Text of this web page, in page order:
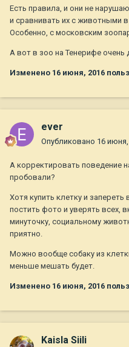
Есть правила, и они не
и сравнивать их с животными
Особенно, с московским
А вот в зоо на Тенерифе очень
Изменено 16 июня, 2016
ever
Опубликовано 16
А корректировать поведение
пробовали?
Хотя купить клетку и
постить фото и уверять всех,
минуточку, социальному
приятно.
Можно вообще собаку из
меньше мешать будет.
Изменено 16 июня, 2016
Kaisla Siili